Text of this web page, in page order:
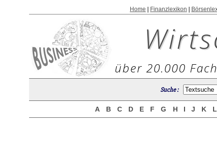
Home Finanzlexikon
über 20.000
Suche :
A B C D E F G H I J K